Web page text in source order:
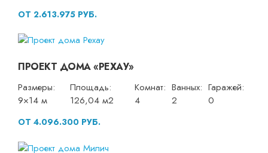
ОТ 2.613.975 РУБ.
ПРОЕКТ ДОМА «РЕХАУ»
Размеры:
9×14 м
Площадь:
126,04 м2
Комнат:
4
Ванных:
2
Гаражей:
0
ОТ 4.096.300 РУБ.